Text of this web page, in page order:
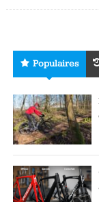
Populaires